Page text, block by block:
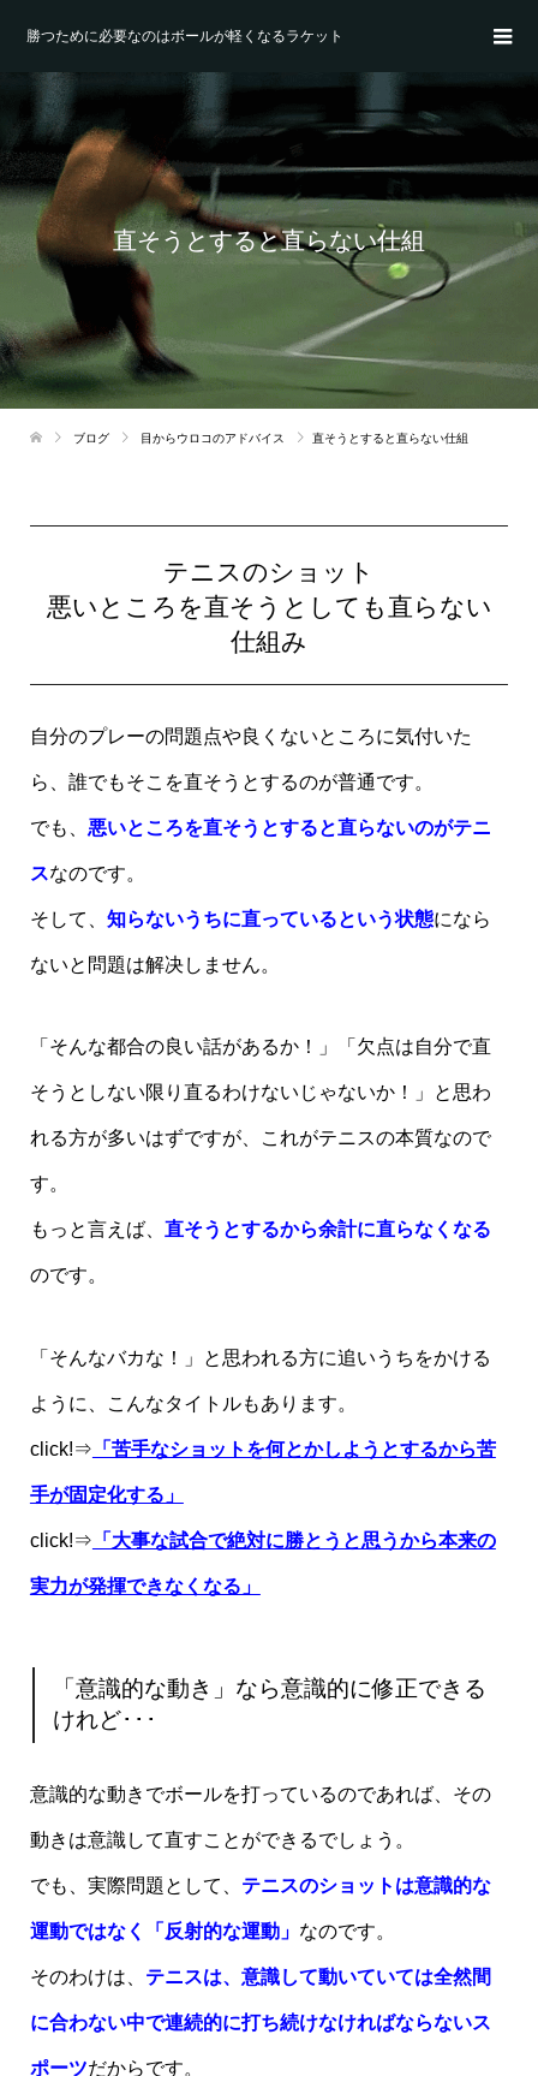
勝つために必要なのはボールが軽くなるラケット
直そうとすると直らない仕組
ブログ 目からウロコのアドバイス 直そうとすると直らない仕組
テニスのショット
悪いところを直そうとしても直らない
仕組み
自分のプレーの問題点や良くないところに気付いた
ら、誰でもそこを直そうとするのが普通です。
でも、 悪いところを直そうとすると直らないのがテニ
スなのです。
そして、 知らないうちに直っているという状態になら
ないと問題は解决しません。
「そんな都合の良い話があるか！」「欠点は自分で直
そうとしない限り直るわけないじゃないか！」と思わ
れる方が多いはずですが、これがテニスの本質なので
す。
もっと言えば、 直そうとするから余計に直らなくなる
のです。
「そんなバカな！」と思われる方に追いうちをかける
ように、こんなタイトルもあります。
click!⇒ 「苦手なショットを何とかしようとするから苦
手が固定化する」
click!⇒ 「大事な試合で絶対に勝とうと思うから本来の
実力が発揮できなくなる」
「意識的な動き」なら意識的に修正できる
けれど･･･
意識的な動きでボールを打っているのであれば、その
動きは意識して直すことができるでしょう。
でも、実際問題として、 テニスのショットは意識的な
運動ではなく「反射的な運動」 なのです。
そのわけは、 テニスは、意識して動いていては全然間
に合わない中で連続的に打ち続けなければならないス
ポーツだからです。